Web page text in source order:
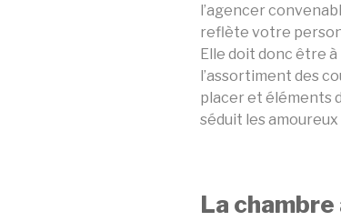
l’agencer
reflète votre
Elle doit donc être
l’assortiment des
placer et éléments
séduit les amoureux
La chambre